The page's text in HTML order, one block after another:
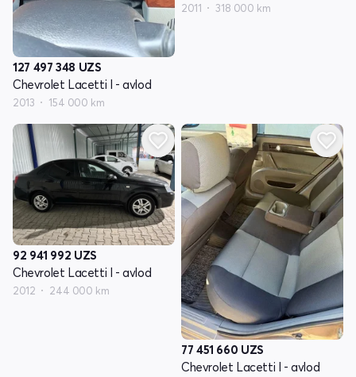
127 497 348 UZS
Chevrolet Lacetti I - avlod
2013 154 000 km
2011 318 000 km
92 941 992 UZS
Chevrolet Lacetti I - avlod
2012 244 000 km
77 451 660 UZS
Chevrolet Lacetti I - avlod